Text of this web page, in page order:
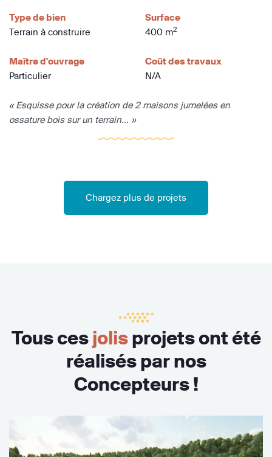
Type de bien
Terrain à construire
Surface
400 m2
Maître d'ouvrage
Particulier
Coût des travaux
N/A
« Esquisse pour la création de 2 maisons jumelées en
ossature bois sur un terrain... »
Chargez plus de projets
Tous cesjolisprojets ont été
réalisés par nos
Concepteurs !